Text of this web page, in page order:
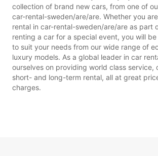
collection of brand new cars, from one of
car-rental-sweden/are/are. Whether you
rental in car-rental-sweden/are/are as part
renting a car for a special event, you will
to suit your needs from our wide range of
luxury models. As a global leader in car
ourselves on providing world class service,
short- and long-term rental, all at great
charges.